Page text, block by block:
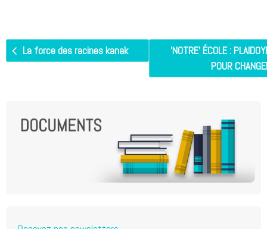
La force des racines kanak
'NOTRE' ÉCOLE :
POUR